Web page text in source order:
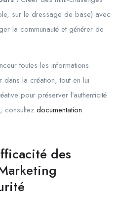
sur le dressage de base) avec
la communauté et générer de
toutes les informations
dans la création, tout en lui
pour préserver l’authenticité
consultez documentation
des